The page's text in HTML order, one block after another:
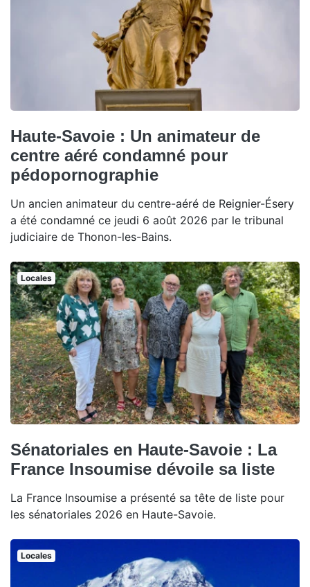
Haute-Savoie : Un animateur de
centre aéré condamné pour
pédopornographie
Un ancien animateur du centre-aéré de Reignier-Ésery
a été condamné ce jeudi 6 août 2026 par le tribunal
judiciaire de Thonon-les-Bains.
Locales
Sénatoriales en Haute-Savoie : La
France Insoumise dévoile sa liste
La France Insoumise a présenté sa tête de liste pour
les sénatoriales 2026 en Haute-Savoie.
Locales